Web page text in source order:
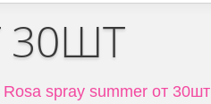
30ШТ
Rosa spray summer от 30шт